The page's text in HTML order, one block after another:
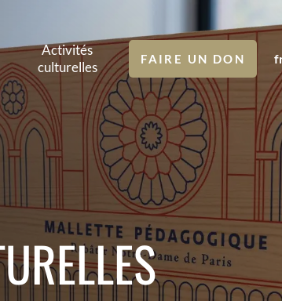
Activités
culturelles
FAIRE UN DON